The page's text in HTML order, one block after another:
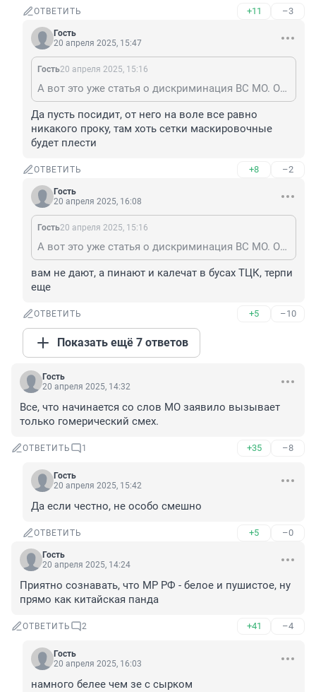
ОТВЕТИТЬ +11 –3
Гость
20 апреля 2025, 15:47
Гость20 апреля 2025, 15:16
А вот это уже статья о дискриминация ВС МО. Осторожнее будь с этим. Срока дают большие, 7 лет и больше.
Да пусть посидит, от него на воле все равно
никакого проку, там хоть сетки маскировочные
будет плести
ОТВЕТИТЬ +8 –2
Гость
20 апреля 2025, 16:08
Гость20 апреля 2025, 15:16
А вот это уже статья о дискриминация ВС МО. Осторожнее будь с этим. Срока дают большие, 7 лет и больше.
вам не дают, а пинают и калечат в бусах ТЦК, терпи
еще
ОТВЕТИТЬ +5 –10
Показать ещё 7 ответов
Гость
20 апреля 2025, 14:32
Все, что начинается со слов МО заявило вызывает
только гомерический смех.
ОТВЕТИТЬ 1 +35 –8
Гость
20 апреля 2025, 15:42
Да если честно, не особо смешно
ОТВЕТИТЬ +5 –0
Гость
20 апреля 2025, 14:24
Приятно сознавать, что МР РФ - белое и пушистое, ну
прямо как китайская панда
ОТВЕТИТЬ 2 +41 –4
Гость
20 апреля 2025, 16:03
намного белее чем зе с сырком